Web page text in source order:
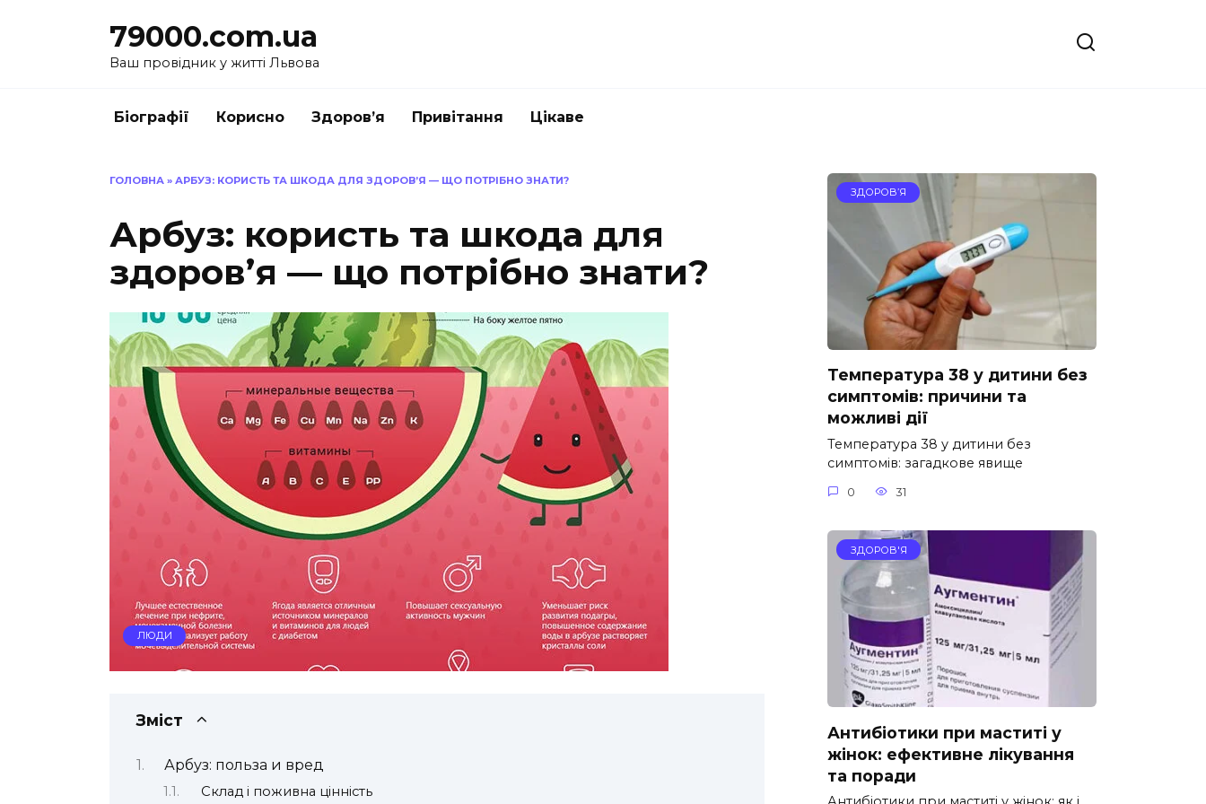
79000.com.ua
Ваш провідник у житті Львова
Біографії Корисно Здоров’я Привітання Цікаве
ГОЛОВНА » АРБУЗ: КОРИСТЬ ТА ШКОДА ДЛЯ ЗДОРОВ’Я — ЩО ПОТРІБНО ЗНАТИ?
Арбуз: користь та шкода для
здоров’я — що потрібно знати?
ЛЮДИ
Зміст
Арбуз: польза и вред
Склад і поживна цінність
ЗДОРОВ’Я
Температура 38 у дитини без
симптомів: причини та
можливі дії
Температура 38 у дитини без
симптомів: загадкове явище
0 31
ЗДОРОВ'Я
Антибіотики при маститі у
жінок: ефективне лікування
та поради